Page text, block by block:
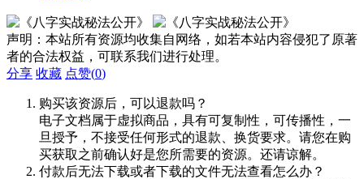
声明：本站所有资源均收集自网络，如若本站内容侵犯了原著
者的合法权益，可联系我们进行处理。
分享 收藏 点赞(0)
购买该资源后，可以退款吗？
电子文档属于虚拟商品，具有可复制性，可传播性，一
旦授予，不接受任何形式的退款、换货要求。请您在购
买获取之前确认好是您所需要的资源。还请谅解。
付款后无法下载或者下载的文件无法查看怎么办？